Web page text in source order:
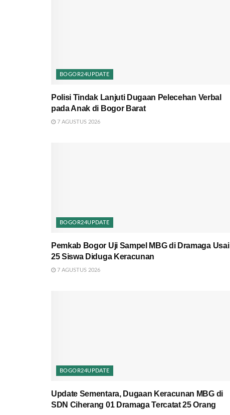
BOGOR24UPDATE
Polisi Tindak Lanjuti Dugaan Pelecehan Verbal
pada Anak di Bogor Barat
7 AGUSTUS 2026
BOGOR24UPDATE
Pemkab Bogor Uji Sampel MBG di Dramaga Usai
25 Siswa Diduga Keracunan
7 AGUSTUS 2026
BOGOR24UPDATE
Update Sementara, Dugaan Keracunan MBG di
SDN Ciherang 01 Dramaga Tercatat 25 Orang